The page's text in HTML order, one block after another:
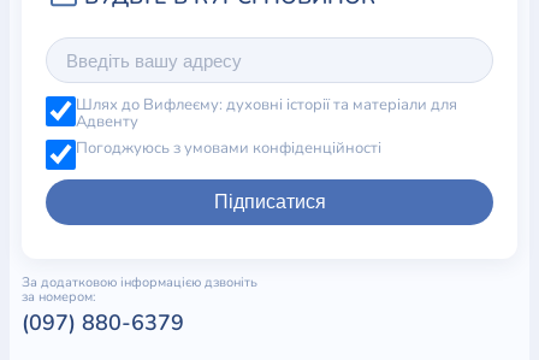
Шлях до Вифлеєму: духовні історії та матеріали для
Адвенту
Погоджуюсь з умовами конфіденційності
Підписатися
За додатковою інформацією дзвоніть
за номером:
(097) 880-6379